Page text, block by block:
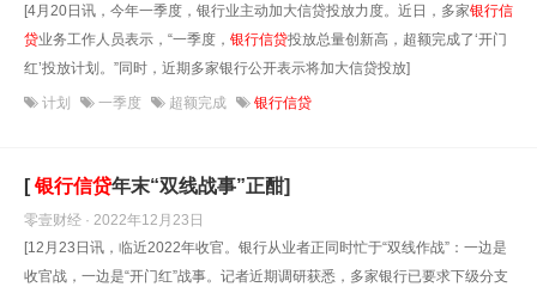
[4月20日讯，今年一季度，银行业主动加大信贷投放力度。近日，多家银行信
贷业务工作人员表示，“一季度， 银行信贷投放总量创新高，超额完成了‘开门
红’投放计划。”同时，近期多家银行公开表示将加大信贷投放]
计划 一季度 超额完成 银行信贷
[银行信贷年末“双线战事”正酣]
零壹财经 · 2022年12月23日
[12月23日讯，临近2022年收官。银行从业者正同时忙于“双线作战”：一边是
收官战，一边是“开门红”战事。记者近期调研获悉，多家银行已要求下级分支